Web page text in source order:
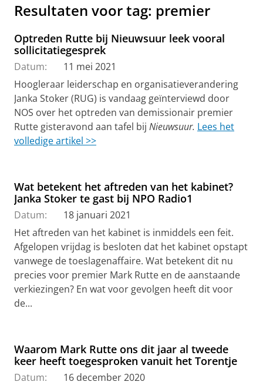
Resultaten voor tag: premier
Optreden Rutte bij Nieuwsuur leek vooral
sollicitatiegesprek
Datum:
11 mei 2021
Hoogleraar leiderschap en organisatieverandering
Janka Stoker (RUG) is vandaag geïnterviewd door
NOS over het optreden van demissionair premier
Rutte gisteravond aan tafel bij Nieuwsuur. Lees het
volledige artikel >>
Wat betekent het aftreden van het kabinet?
Janka Stoker te gast bij NPO Radio1
Datum:
18 januari 2021
Het aftreden van het kabinet is inmiddels een feit.
Afgelopen vrijdag is besloten dat het kabinet opstapt
vanwege de toeslagenaffaire. Wat betekent dit nu
precies voor premier Mark Rutte en de aanstaande
verkiezingen? En wat voor gevolgen heeft dit voor
de...
Waarom Mark Rutte ons dit jaar al tweede
keer heeft toegesproken vanuit het Torentje
Datum:
16 december 2020